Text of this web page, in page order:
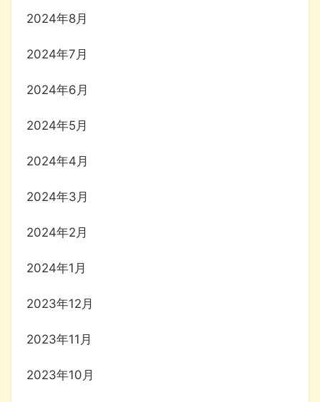
2024年8月
2024年7月
2024年6月
2024年5月
2024年4月
2024年3月
2024年2月
2024年1月
2023年12月
2023年11月
2023年10月